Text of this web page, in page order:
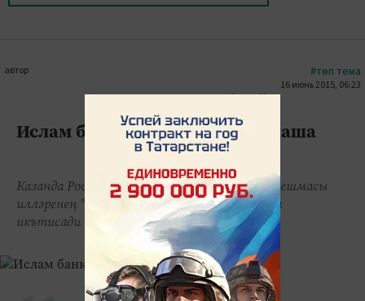
автор #төп тема
16 июнь 2015, 06:23
1698
0 0
Ислам банкинглары популярлаша
Казанда Россия һәм Ислам хезмәттәшлеге оешмасы
илләренең "KazanSummit-2015" VII Халыкара
икътисади саммиты эшен башлады.